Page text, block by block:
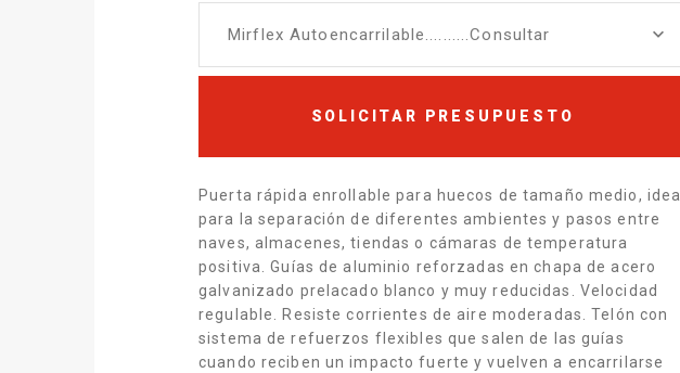
Mirflex Autoencarrilable..........Consultar
SOLICITAR PRESUPUESTO
Puerta rápida enrollable para huecos de tamaño medio, ideal
para la separación de diferentes ambientes y pasos entre
naves, almacenes, tiendas o cámaras de temperatura
positiva. Guías de aluminio reforzadas en chapa de acero
galvanizado prelacado blanco y muy reducidas. Velocidad
regulable. Resiste corrientes de aire moderadas. Telón con
sistema de refuerzos flexibles que salen de las guías
cuando reciben un impacto fuerte y vuelven a encarrilarse